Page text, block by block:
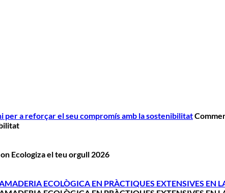
per a reforçar el seu compromís amb la sostenibilitat
on Ecologiza el teu orgull 2026
ECOLÒGICA EN PRÀCTIQUES EXTENSIVES